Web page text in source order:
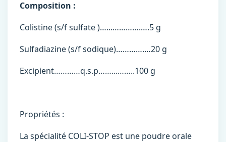
Composition :
Colistine (s/f sulfate )…...………….….5 g
Sulfadiazine (s/f sodique)………….…20 g
Excipient…………q.s.p……...……..100 g
Propriétés :
La spécialité COLI-STOP est une poudre orale